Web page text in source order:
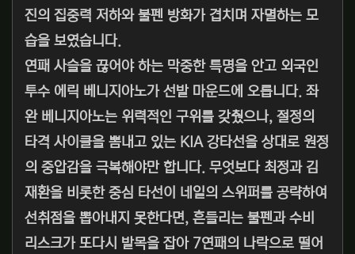
진의 집중력 저하와 불펜 방화가 겹치며 자멸하는 모
습을 보였습니다.
연패 사슬을 끊어야 하는 막중한 특명을 안고 외국인
투수 에릭 베니지아노가 선발 마운드에 오릅니다. 좌
완 베니지아노는 위력적인 구위를 갖췄으나, 절정의
타격 사이클을 뽐내고 있는 KIA 강타선을 상대로 원정
의 중압감을 극복해야만 합니다. 무엇보다 최정과 김
재환을 비롯한 중심 타선이 네일의 스위퍼를 공략하여
선취점을 뽑아내지 못한다면, 흔들리는 불펜과 수비
리스크가 또다시 발목을 잡아 7연패의 나락으로 떨어